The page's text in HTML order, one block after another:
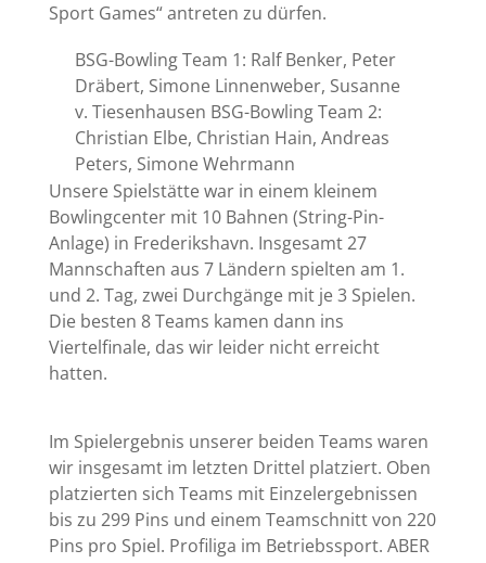
Sport Games“ antreten zu dürfen.
BSG-Bowling Team 1: Ralf Benker, Peter
Dräbert, Simone Linnenweber, Susanne
v. Tiesenhausen BSG-Bowling Team 2:
Christian Elbe, Christian Hain, Andreas
Peters, Simone Wehrmann
Unsere Spielstätte war in einem kleinem
Bowlingcenter mit 10 Bahnen (String-Pin-
Anlage) in Frederikshavn. Insgesamt 27
Mannschaften aus 7 Ländern spielten am 1.
und 2. Tag, zwei Durchgänge mit je 3 Spielen.
Die besten 8 Teams kamen dann ins
Viertelfinale, das wir leider nicht erreicht
hatten.
Im Spielergebnis unserer beiden Teams waren
wir insgesamt im letzten Drittel platziert. Oben
platzierten sich Teams mit Einzelergebnissen
bis zu 299 Pins und einem Teamschnitt von 220
Pins pro Spiel. Profiliga im Betriebssport. ABER